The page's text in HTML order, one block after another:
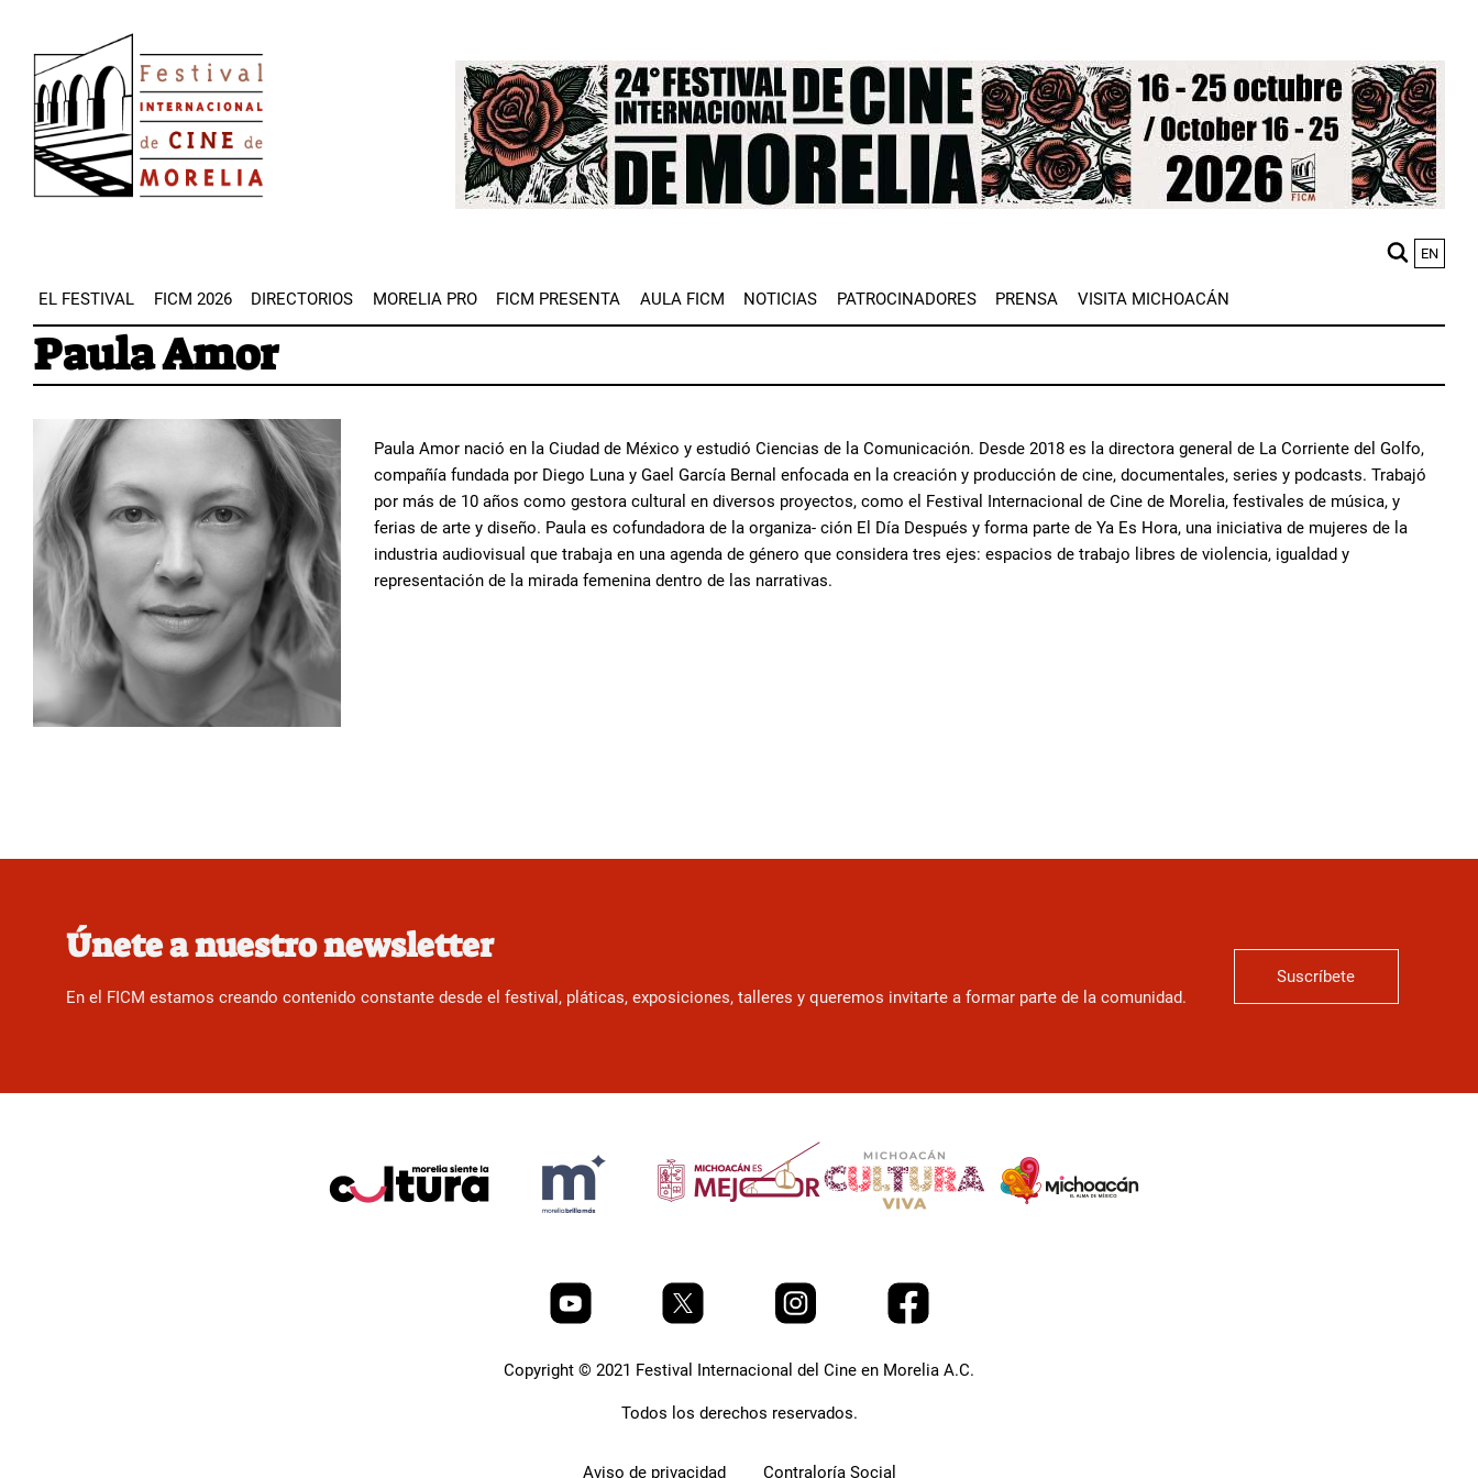
contenido
principal
Image
EN
EL FESTIVAL FICM 2026 DIRECTORIOS MORELIA PRO FICM PRESENTA AULA FICM NOTICIAS PATROCINADORES PRENSA VISITA MICHOACÁN
Paula Amor
Paula Amor nació en la Ciudad de México y estudió Ciencias de la Comunicación. Desde 2018 es la directora general de La Corriente del Golfo,
compañía fundada por Diego Luna y Gael García Bernal enfocada en la creación y producción de cine, documentales, series y podcasts. Trabajó
por más de 10 años como gestora cultural en diversos proyectos, como el Festival Internacional de Cine de Morelia, festivales de música, y
ferias de arte y diseño. Paula es cofundadora de la organiza- ción El Día Después y forma parte de Ya Es Hora, una iniciativa de mujeres de la
industria audiovisual que trabaja en una agenda de género que considera tres ejes: espacios de trabajo libres de violencia, igualdad y
representación de la mirada femenina dentro de las narrativas.
Únete a nuestro newsletter
En el FICM estamos creando contenido constante desde el festival, pláticas, exposiciones, talleres y queremos invitarte a formar parte de la comunidad.
Suscríbete
Copyright © 2021 Festival Internacional del Cine en Morelia A.C.
Todos los derechos reservados.
Aviso de privacidad Contraloría Social